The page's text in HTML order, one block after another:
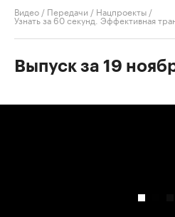
Видео / Передачи / Нацпроекты /
Узнать за 60 секунд. Эффективная
Выпуск за 19